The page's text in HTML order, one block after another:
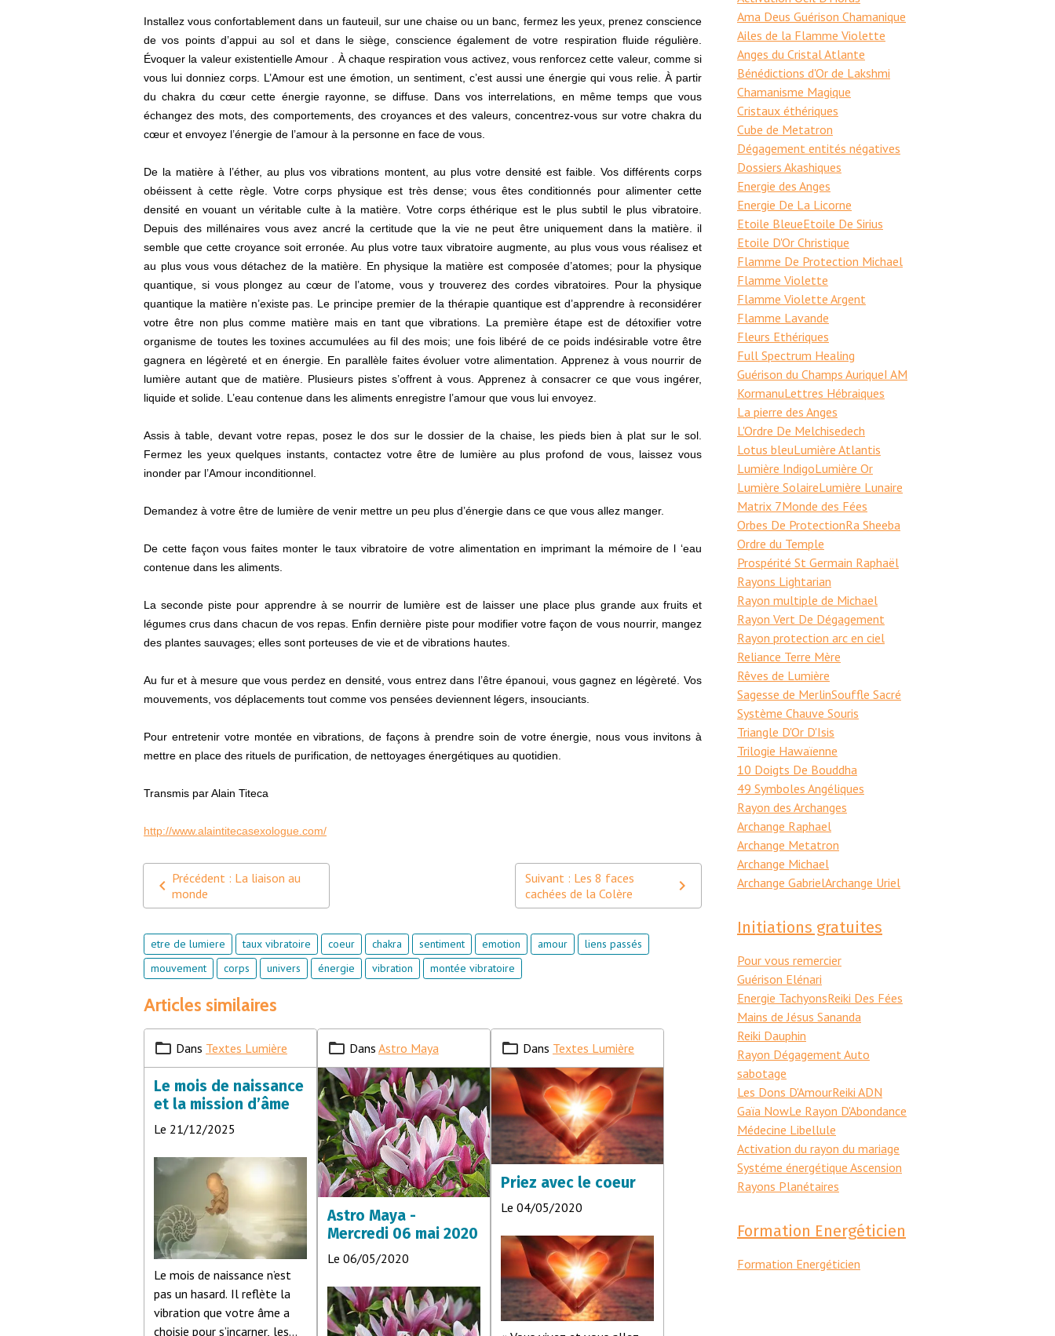
Installez vous confortablement dans un fauteuil, sur une chaise ou un banc, fermez les yeux, prenez conscience
de vos points d’appui au sol et dans le siège, conscience également de votre respiration fluide régulière.
Évoquer la valeur existentielle Amour . À chaque respiration vous activez, vous renforcez cette valeur, comme si
vous lui donniez corps. L’Amour est une émotion, un sentiment, c’est aussi une énergie qui vous relie. À partir
du chakra du cœur cette énergie rayonne, se diffuse. Dans vos interrelations, en même temps que vous
échangez des mots, des comportements, des croyances et des valeurs, concentrez-vous sur votre chakra du
cœur et envoyez l’énergie de l’amour à la personne en face de vous.
De la matière à l’éther, au plus vos vibrations montent, au plus votre densité est faible. Vos différents corps
obéissent à cette règle. Votre corps physique est très dense; vous êtes conditionnés pour alimenter cette
densité en vouant un véritable culte à la matière. Votre corps éthérique est le plus subtil le plus vibratoire.
Depuis des millénaires vous avez ancré la certitude que la vie ne peut être uniquement dans la matière. il
semble que cette croyance soit erronée. Au plus votre taux vibratoire augmente, au plus vous vous réalisez et
au plus vous vous détachez de la matière. En physique la matière est composée d’atomes; pour la physique
quantique, si vous plongez au cœur de l’atome, vous y trouverez des cordes vibratoires. Pour la physique
quantique la matière n’existe pas. Le principe premier de la thérapie quantique est d’apprendre à reconsidérer
votre être non plus comme matière mais en tant que vibrations. La première étape est de détoxifier votre
organisme de toutes les toxines accumulées au fil des mois; une fois libéré de ce poids indésirable votre être
gagnera en légèreté et en énergie. En parallèle faites évoluer votre alimentation. Apprenez à vous nourrir de
lumière autant que de matière. Plusieurs pistes s’offrent à vous. Apprenez à consacrer ce que vous ingérer,
liquide et solide. L’eau contenue dans les aliments enregistre l’amour que vous lui envoyez.
Assis à table, devant votre repas, posez le dos sur le dossier de la chaise, les pieds bien à plat sur le sol.
Fermez les yeux quelques instants, contactez votre être de lumière au plus profond de vous, laissez vous
inonder par l’Amour inconditionnel.
Demandez à votre être de lumière de venir mettre un peu plus d’énergie dans ce que vous allez manger.
De cette façon vous faites monter le taux vibratoire de votre alimentation en imprimant la mémoire de l ‘eau
contenue dans les aliments.
La seconde piste pour apprendre à se nourrir de lumière est de laisser une place plus grande aux fruits et
légumes crus dans chacun de vos repas. Enfin dernière piste pour modifier votre façon de vous nourrir, mangez
des plantes sauvages; elles sont porteuses de vie et de vibrations hautes.
Au fur et à mesure que vous perdez en densité, vous entrez dans l’être épanoui, vous gagnez en légèreté. Vos
mouvements, vos déplacements tout comme vos pensées deviennent légers, insouciants.
Pour entretenir votre montée en vibrations, de façons à prendre soin de votre énergie, nous vous invitons à
mettre en place des rituels de purification, de nettoyages énergétiques au quotidien.
Transmis par Alain Titeca
http://www.alaintitecasexologue.com/
Précédent : La liaison au
monde
Suivant : Les 8 faces
cachées de la Colère
etre de lumiere taux vibratoire coeur chakra sentiment emotion amour
liens passés
mouvement
corps univers énergie vibration montée vibratoire
Articles similaires
Dans Textes Lumière
Le mois de naissance
et la mission d’âme
Le 21/12/2025
Le mois de naissance n’est
pas un hasard. Il reflète la
vibration que votre âme a
choisie pour s’incarner, les
Dans Astro Maya
Astro Maya -
Mercredi 06 mai 2020
Le 06/05/2020
Dans Textes Lumière
Priez avec le coeur
Le 04/05/2020
Ama Deus Guérison Chamanique
Ailes de la Flamme Violette
Anges du Cristal Atlante
Bénédictions d'Or de Lakshmi
Chamanisme Magique
Cristaux éthériques
Cube de Metatron
Dégagement entités négatives
Dossiers Akashiques
Energie des Anges
Energie De La Licorne
Etoile BleueEtoile De Sirius
Etoile D'Or Christique
Flamme De Protection Michael
Flamme Violette
Flamme Violette Argent
Flamme Lavande
Fleurs Ethériques
Full Spectrum Healing
Guérison du Champs AuriqueI AM
KormanuLettres Hébraiques
La pierre des Anges
L'Ordre De Melchisedech
Lotus bleuLumière Atlantis
Lumière IndigoLumière Or
Lumière SolaireLumière Lunaire
Matrix 7Monde des Fées
Orbes De ProtectionRa Sheeba
Ordre du Temple
Prospérité St Germain Raphaël
Rayons Lightarian
Rayon multiple de Michael
Rayon Vert De Dégagement
Rayon protection arc en ciel
Reliance Terre Mère
Rêves de Lumière
Sagesse de MerlinSouffle Sacré
Système Chauve Souris
Triangle D'Or D'Isis
Trilogie Hawaïenne
10 Doigts De Bouddha
49 Symboles Angéliques
Rayon des Archanges
Archange Raphael
Archange Metatron
Archange Michael
Archange GabrielArchange Uriel
Initiations gratuites
Pour vous remercier
Guérison Elénari
Energie TachyonsReiki Des Fées
Mains de Jésus Sananda
Reiki Dauphin
Rayon Dégagement Auto
sabotage
Les Dons D'AmourReiki ADN
Gaïa NowLe Rayon D'Abondance
Médecine Libellule
Activation du rayon du mariage
Systéme énergétique Ascension
Rayons Planétaires
Formation Energéticien
Formation Energéticien